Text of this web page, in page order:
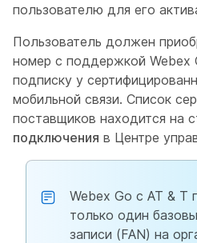
пользователю для его
Пользователь должен
номер с поддержкой Webex
подписку у
мобильной связи. Список
поставщиков находится на
подключения в Центре
Webex Go с AT & T
только один
записи (FAN) на